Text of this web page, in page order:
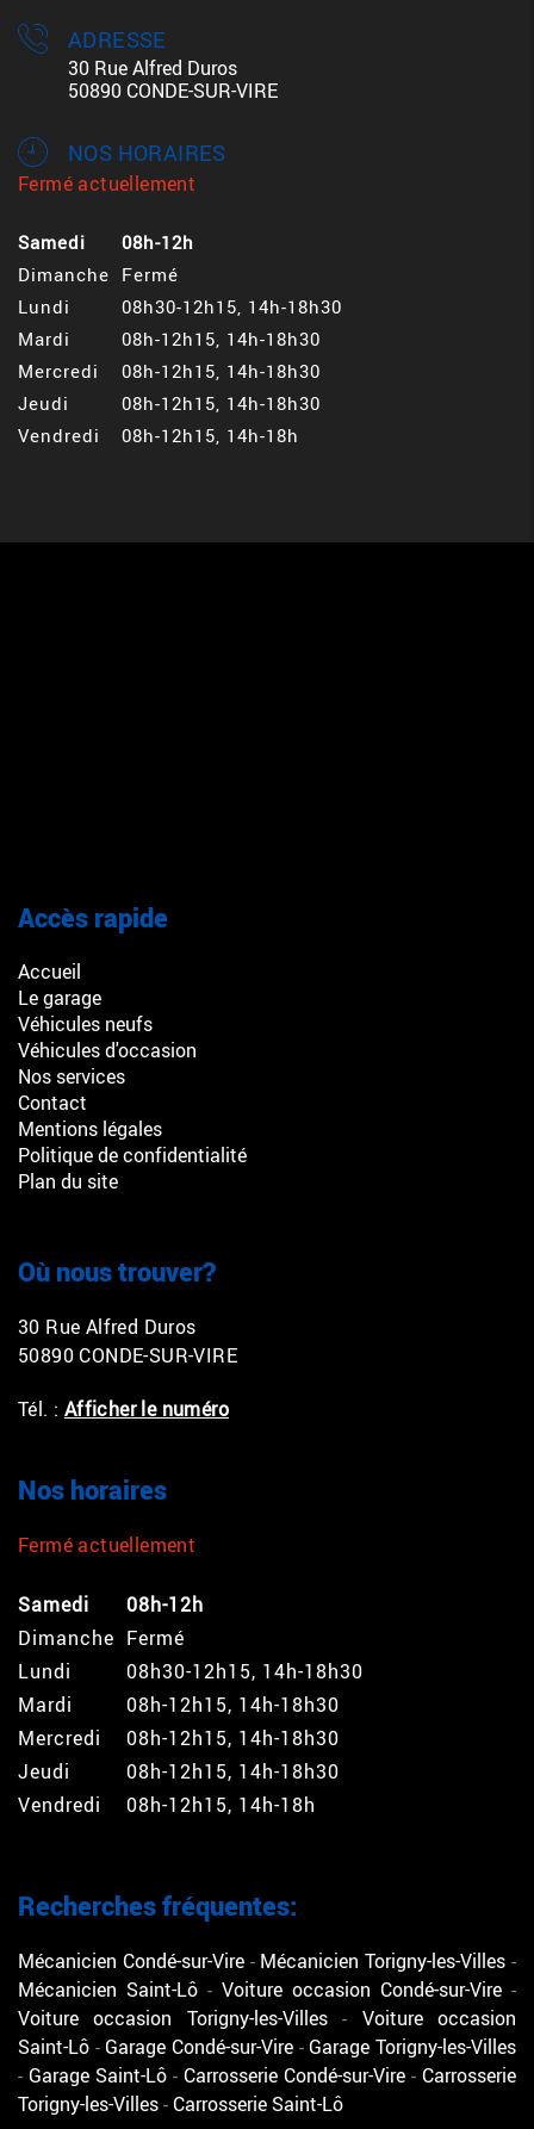
ADRESSE
30 Rue Alfred Duros
50890 CONDE-SUR-VIRE
NOS HORAIRES
Fermé actuellement
Samedi
08h-12h
Dimanche Fermé
Lundi
08h30-12h15, 14h-18h30
Mardi
08h-12h15, 14h-18h30
Mercredi
08h-12h15, 14h-18h30
Jeudi
08h-12h15, 14h-18h30
Vendredi
08h-12h15, 14h-18h
Accès rapide
Accueil
Le garage
Véhicules neufs
Véhicules d'occasion
Nos services
Contact
Mentions légales
Politique de confidentialité
Plan du site
Où nous trouver?
30 Rue Alfred Duros
50890 CONDE-SUR-VIRE
Tél. : Afficher le numéro
Nos horaires
Fermé actuellement
Samedi
08h-12h
Dimanche Fermé
Lundi
08h30-12h15, 14h-18h30
Mardi
08h-12h15, 14h-18h30
Mercredi
08h-12h15, 14h-18h30
Jeudi
08h-12h15, 14h-18h30
Vendredi
08h-12h15, 14h-18h
Recherches fréquentes:
Mécanicien Condé-sur-Vire
Mécanicien Torigny-les-Villes
Mécanicien Saint-Lô
Voiture occasion Condé-sur-Vire
Voiture occasion Torigny-les-Villes
Voiture occasion
Saint-Lô
Garage Condé-sur-Vire
Garage Torigny-les-Villes
Garage Saint-Lô
Carrosserie Condé-sur-Vire
Carrosserie
Torigny-les-Villes
Carrosserie Saint-Lô